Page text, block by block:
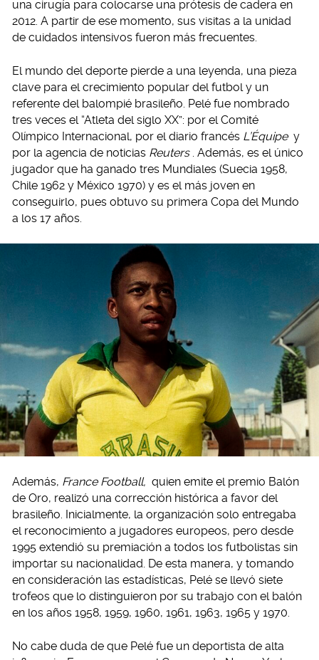
una cirugía para colocarse una prótesis de cadera en
2012. A partir de ese momento, sus visitas a la unidad
de cuidados intensivos fueron más frecuentes.
El mundo del deporte pierde a una leyenda, una pieza
clave para el crecimiento popular del futbol y un
referente del balompié brasileño. Pelé fue nombrado
tres veces el “Atleta del siglo XX”: por el Comité
Olímpico Internacional, por el diario francés L’Équipe y
por la agencia de noticias Reuters . Además, es el único
jugador que ha ganado tres Mundiales (Suecia 1958,
Chile 1962 y México 1970) y es el más joven en
conseguirlo, pues obtuvo su primera Copa del Mundo
a los 17 años.
Además, France Football, quien emite el premio Balón
de Oro, realizó una corrección histórica a favor del
brasileño. Inicialmente, la organización solo entregaba
el reconocimiento a jugadores europeos, pero desde
1995 extendió su premiación a todos los futbolistas sin
importar su nacionalidad. De esta manera, y tomando
en consideración las estadísticas, Pelé se llevó siete
trofeos que lo distinguieron por su trabajo con el balón
en los años 1958, 1959, 1960, 1961, 1963, 1965 y 1970.
No cabe duda de que Pelé fue un deportista de alta